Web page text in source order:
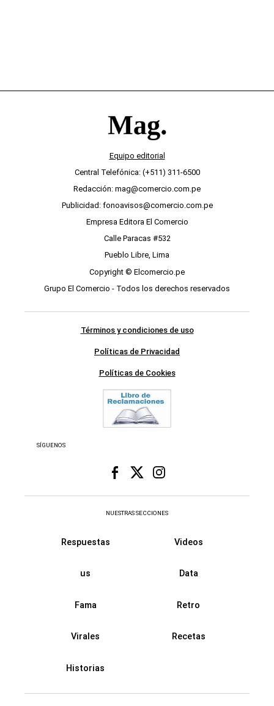
Equipo editorial
Central Telefónica: (+511) 311-6500
Redacción: mag@comercio.com.pe
Publicidad: fonoavisos@comercio.com.pe
Empresa Editora El Comercio
Calle Paracas #532
Pueblo Libre, Lima
Copyright © Elcomercio.pe
Grupo El Comercio - Todos los derechos reservados
Términos y condiciones de uso
Políticas de Privacidad
Políticas de Cookies
SÍGUENOS
NUESTRAS SECCIONES
Respuestas Videos
us Data
Fama Retro
Virales Recetas
Historias